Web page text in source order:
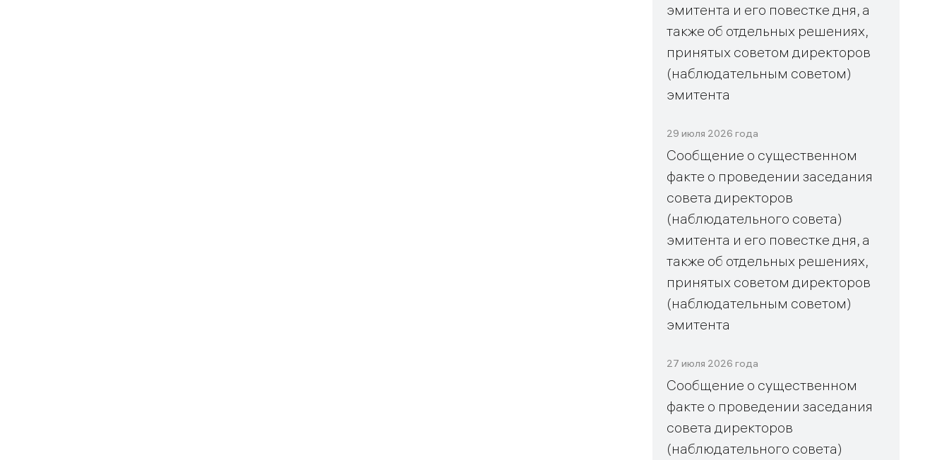
эмитента и его повестке дня, а
также об отдельных решениях,
принятых советом директоров
(наблюдательным советом)
эмитента
29 июля 2026 года
Сообщение о существенном
факте о проведении заседания
совета директоров
(наблюдательного совета)
эмитента и его повестке дня, а
также об отдельных решениях,
принятых советом директоров
(наблюдательным советом)
эмитента
27 июля 2026 года
Сообщение о существенном
факте о проведении заседания
совета директоров
(наблюдательного совета)